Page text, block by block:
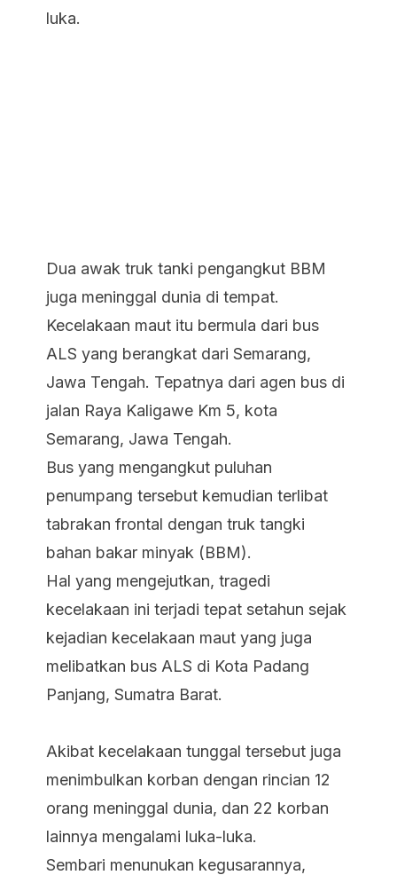
luka.
Dua awak truk tanki pengangkut BBM
juga meninggal dunia di tempat.
Kecelakaan maut itu bermula dari bus
ALS yang berangkat dari Semarang,
Jawa Tengah. Tepatnya dari agen bus di
jalan Raya Kaligawe Km 5, kota
Semarang, Jawa Tengah.
Bus yang mengangkut puluhan
penumpang tersebut kemudian terlibat
tabrakan frontal dengan truk tangki
bahan bakar minyak (BBM).
Hal yang mengejutkan, tragedi
kecelakaan ini terjadi tepat setahun sejak
kejadian kecelakaan maut yang juga
melibatkan bus ALS di Kota Padang
Panjang, Sumatra Barat.
Akibat kecelakaan tunggal tersebut juga
menimbulkan korban dengan rincian 12
orang meninggal dunia, dan 22 korban
lainnya mengalami luka-luka.
Sembari menunukan kegusarannya,